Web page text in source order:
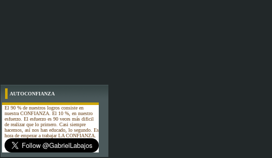
AUTOCONFIANZA
El 90 % de nuestros logros consiste en
nuestra CONFIANZA. El 10 %, en nuestro
esfuerzo. El esfuerzo es 90 veces más dificil
de realizar que lo primero. Casi siempre
hacemos, así nos han educado, lo segundo. Es
hora de empezar a trabajar LA CONFIANZA.